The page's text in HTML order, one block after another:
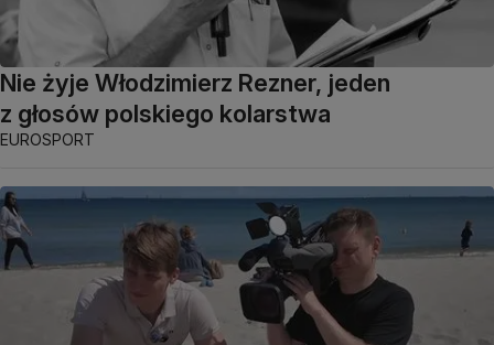
Nie żyje Włodzimierz Rezner, jeden
z głosów polskiego kolarstwa
EUROSPORT